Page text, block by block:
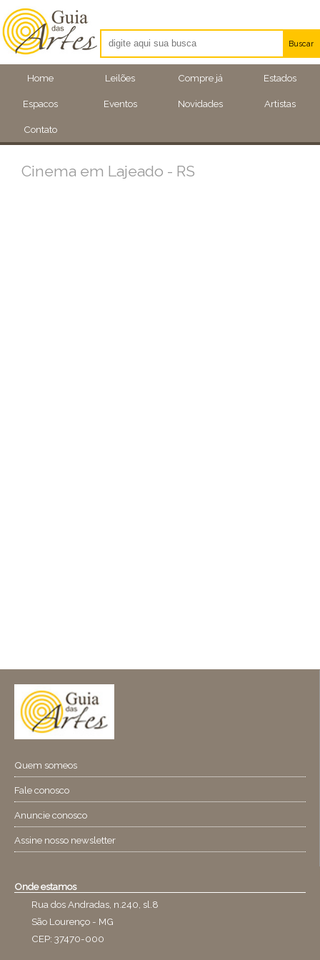
Home Leilões Compre já Estados
Espacos Eventos Novidades Artistas
Contato
Buscar
Artistas
Eventos
Cinema em Lajeado - RS
Quem someos
Fale conosco
Anuncie conosco
Assine nosso newsletter
Onde estamos
Rua dos Andradas, n.240, sl.8
São Lourenço - MG
CEP: 37470-000